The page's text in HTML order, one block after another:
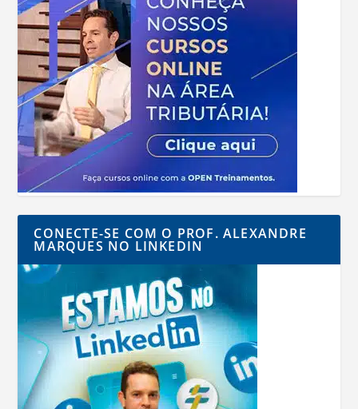
CONECTE-SE COM O PROF. ALEXANDRE
MARQUES NO LINKEDIN